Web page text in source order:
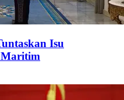
Isu
Maritim